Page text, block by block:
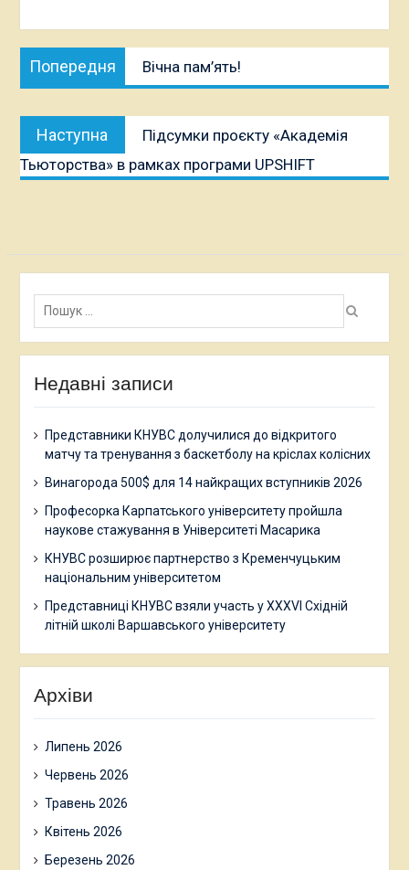
Навігація
записів
Попередня
публікація:
Вічна пам’ять!
Наступна
публікація:
Підсумки проєкту «Академія
Тьюторства» в рамках програми UPSHIFT
Пошук:
Недавні записи
Представники КНУВС долучилися до відкритого
матчу та тренування з баскетболу на кріслах колісних
Винагорода 500$ для 14 найкращих вступників 2026
Професорка Карпатського університету пройшла
наукове стажування в Університеті Масарика
КНУВС розширює партнерство з Кременчуцьким
національним університетом
Представниці КНУВС взяли участь у XXXVI Східній
літній школі Варшавського університету
Архіви
Липень 2026
Червень 2026
Травень 2026
Квітень 2026
Березень 2026